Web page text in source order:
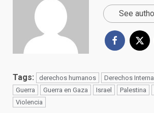
See
Tags: derechos humanos Derechos
Guerra
Guerra en Gaza Israel Palestina
Violencia